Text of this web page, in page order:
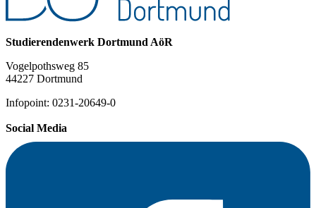
Studierendenwerk Dortmund AöR
Vogelpothsweg 85
44227 Dortmund
Infopoint: 0231-20649-0
Social Media